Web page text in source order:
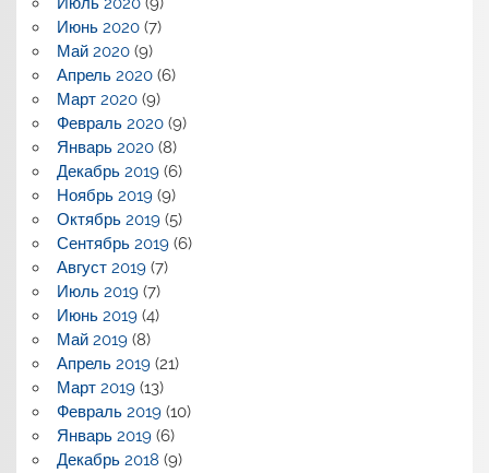
Июнь 2020(7)
Май 2020(9)
Апрель 2020(6)
Март 2020(9)
Февраль 2020(9)
Январь 2020(8)
Декабрь 2019(6)
Ноябрь 2019(9)
Октябрь 2019(5)
Сентябрь 2019(6)
Август 2019(7)
Июль 2019(7)
Июнь 2019(4)
Май 2019(8)
Апрель 2019(21)
Март 2019(13)
Февраль 2019(10)
Январь 2019(6)
Декабрь 2018 (9)